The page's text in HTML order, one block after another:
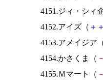
4151.ジィ・シィ
4152.アイズ（ ＋ ＋
4153.アメイジア
4154.かさくま（ －
4155.Ｍマート（ －